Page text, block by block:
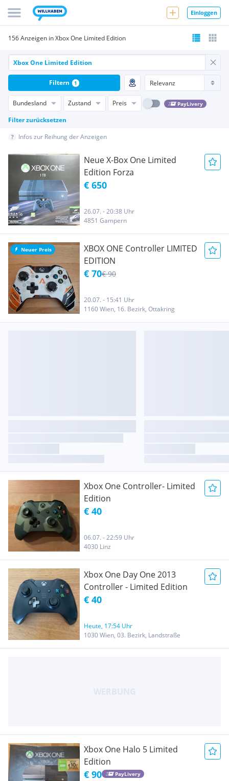
Einloggen
156 Anzeigen in Xbox One Limited Edition
Bundesland Zustand Preis PayLivery
Filter zurücksetzen
Filtern 1
Infos zur Reihung der Anzeigen
Neue X-Box One Limited
Edition Forza
€ 650
26.07. - 20:38 Uhr
4851 Gampern
Neuer Preis
XBOX ONE Controller LIMITED
EDITION
€ 70€ 90
20.07. - 15:41 Uhr
1160 Wien, 16. Bezirk, Ottakring
Xbox One Controller- Limited
Edition
€ 40
06.07. - 22:59 Uhr
4030 Linz
Xbox One Day One 2013
Controller - Limited Edition
€ 40
Heute, 17:54 Uhr
1030 Wien, 03. Bezirk, Landstraße
Xbox One Halo 5 Limited
Edition
€ 90 PayLivery